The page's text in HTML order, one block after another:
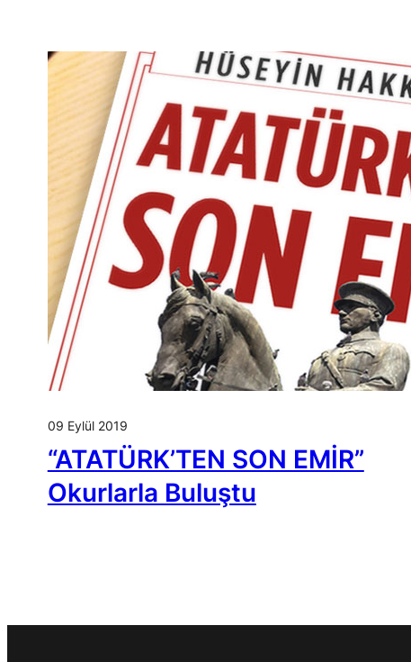
09 Eylül 2019
“ATATÜRK’TEN SON EMİR”
Okurlarla Buluştu